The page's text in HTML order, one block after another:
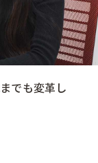
でも変革し